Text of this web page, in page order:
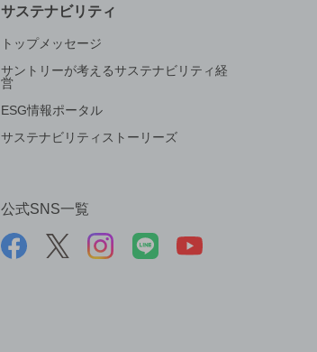
サステナビリティ
トップメッセージ
サントリーが考えるサステナビリティ経
営
ESG情報ポータル
サステナビリティストーリーズ
公式SNS一覧